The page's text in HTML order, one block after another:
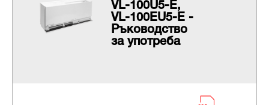
VL-100U5-E,
VL-100EU5-E -
Ръководство
за употреба